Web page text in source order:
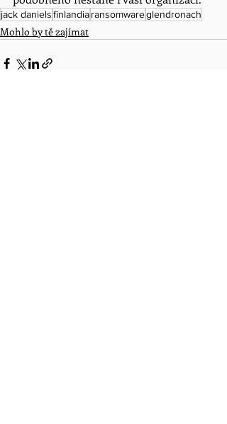
jack danielsfinlandiaransomwareglendronach
Mohlo by tě zajímat